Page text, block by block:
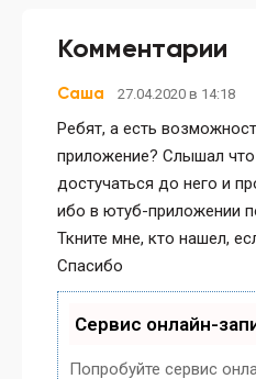
Комментарии
Саша 27.04.2020 в 14:18
Ребят, а есть
приложение? Слышал что
достучаться до него и
ибо в ютуб-приложении
Ткните мне, кто нашел,
Спасибо
Сервис онлайн-
Попробуйте сервис